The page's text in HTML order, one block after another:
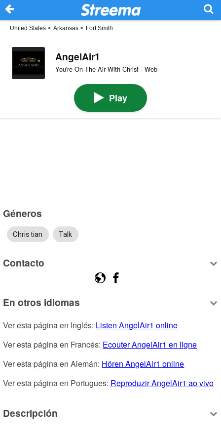
United States > Arkansas > Fort Smith
AngelAir1
You're On The Air With Christ · Web
Play
Géneros
Christian Talk
Contacto
En otros idiomas
Ver esta página en Inglés: Listen AngelAir1 online
Ver esta página en Francés: Ecouter AngelAir1 en ligne
Ver esta página en Alemán: Hören AngelAir1 online
Ver esta página en Portugues: Reproduzir AngelAir1 ao vivo
Descripción